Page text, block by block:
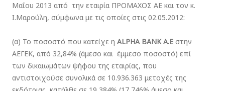
Μαΐου 2013 από την εταιρία ΠΡΟΜΑΧΟΣ ΑΕ και τον κ.
Ι.Μαρούλη, σύμφωνα με τις οποίες στις 02.05.2012:
(α) Το ποσοστό που κατείχε η ALPHA BANK Α.Ε στην
ΑΕΓΕΚ, από 32,84% (άμεσο και έμμεσο ποσοστό) επί
των δικαιωμάτων ψήφου της εταιρίας, που
αντιστοιχούσε συνολικά σε 10.936.363 μετοχές της